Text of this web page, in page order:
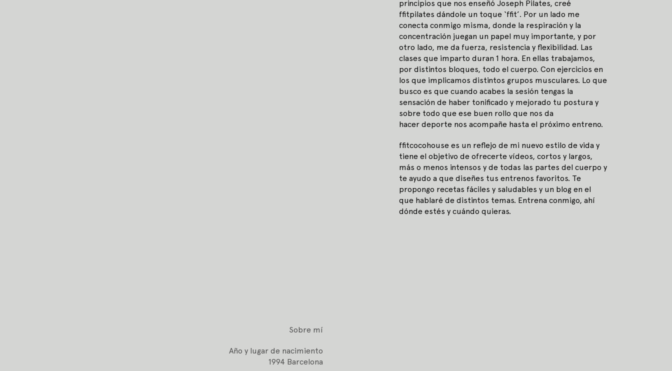
principios que nos enseñó Joseph Pilates, creé
ffitpilates dándole un toque ‘ffit’. Por un lado me
conecta conmigo misma, donde la respiración y la
concentración juegan un papel muy importante, y por
otro lado, me da fuerza, resistencia y flexibilidad. Las
clases que imparto duran 1 hora. En ellas trabajamos,
por distintos bloques, todo el cuerpo. Con ejercicios en
los que implicamos distintos grupos musculares. Lo que
busco es que cuando acabes la sesión tengas la
sensación de haber tonificado y mejorado tu postura y
sobre todo que ese buen rollo que nos da
hacer deporte nos acompañe hasta el próximo entreno.
ffitcocohouse es un reflejo de mi nuevo estilo de vida y
tiene el objetivo de ofrecerte vídeos, cortos y largos,
más o menos intensos y de todas las partes del cuerpo y
te ayudo a que diseñes tus entrenos favoritos. Te
propongo recetas fáciles y saludables y un blog en el
que hablaré de distintos temas. Entrena conmigo, ahí
dónde estés y cuándo quieras.
Sobre mí
Año y lugar de nacimiento
1994 Barcelona